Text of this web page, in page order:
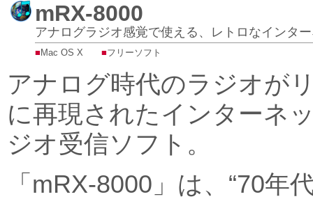
mRX-8000
アナログラジオ感覚で使える、レトロなインタ
■ Mac OS X ■フリーソフト
アナログ時代のラジオが
に再現されたインターネ
ジオ受信ソフト。
「mRX-8000」は、“70年